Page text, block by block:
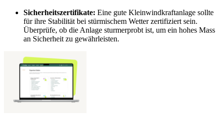
Sicherheitszertifikate: Eine gute Kleinwindkraftanlage sollte
für ihre Stabilität bei stürmischem Wetter zertifiziert sein.
Überprüfe, ob die Anlage sturmerprobt ist, um ein hohes Mass
an Sicherheit zu gewährleisten.